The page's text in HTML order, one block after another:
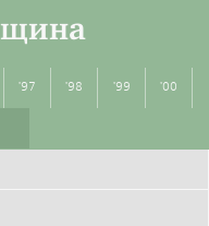
'97 '98 '99 '00